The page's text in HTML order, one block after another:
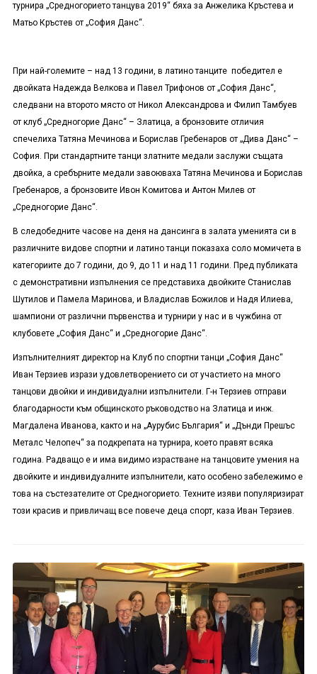
турнира „Средногорието танцува 2019“ бяха за Анжелика Кръстева и
Матьо Кръстев от „София Данс“.
При най-големите – над 13 години, в латино танците победител е
двойката Надежда Велкова и Павел Трифонов от „София Данс“,
следвани на второто място от Никол Александрова и Филип Тамбуев
от клуб „Средногорие Данс“ – Златица, а бронзовите отличия
спечелиха Татяна Мечинова и Борислав Гребенаров от „Дива Данс“ –
София. При стандартните танци златните медали заслужи същата
двойка, а сребърните медали завоюваха Татяна Мечинова и Борислав
Гребенаров, а бронзовите Ивон Комитова и Антон Милев от
„Средногорие Данс“.
В следобедните часове на деня на дансинга в залата уменията си в
различните видове спортни и латино танци показаха соло момичета в
категориите до 7 години, до 9, до 11 и над 11 години. Пред публиката
с демонстративни изпълнения се представиха двойките Станислав
Шутилов и Памела Маринова, и Владислав Божилов и Надя Илиева,
шампиони от различни първенства и турнири у нас и в чужбина от
клубовете „София Данс“ и „Средногорие Данс“.
Изпълнителният директор на Клуб по спортни танци „София Данс“
Иван Терзиев изрази удовлетворението си от участието на много
танцови двойки и индивидуални изпълнители. Г-н Терзиев отправи
благодарности към общинското ръководство на Златица и инж.
Магдалена Иванова, както и на „Аурубис България“ и „Дънди Прешъс
Металс Челопеч“ за подкрепата на турнира, което правят всяка
година. Радващо е и има видимо израстване на танцовите умения на
двойките и индивидуалните изпълнители, като особено забележимо е
това на състезателите от Средногорието. Техните изяви популяризират
този красив и привличащ все повече деца спорт, каза Иван Терзиев.